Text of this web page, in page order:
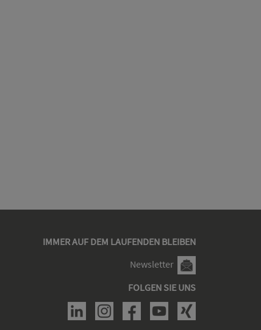
IMMER AUF DEM LAUFENDEN BLEIBEN
Newsletter
FOLGEN SIE UNS